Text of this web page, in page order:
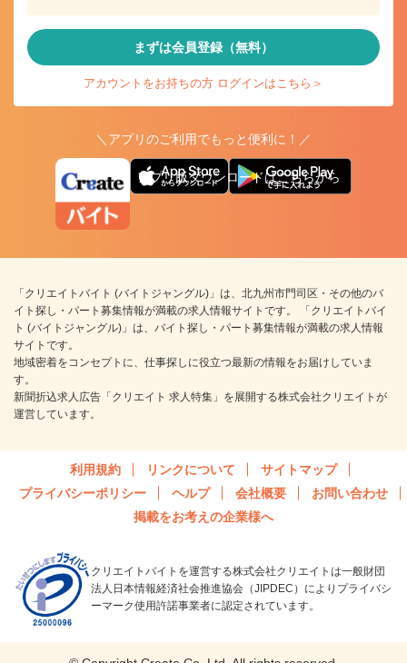
まずは会員登録（無料）
アカウントをお持ちの方 ログインはこちら＞
＼アプリのご利用でもっと便利に！／
アプリ版ダウンロードはこちらから
「クリエイトバイト (バイトジャングル)」は、北九州市門司区・その他のバ
イト探し・パート募集情報が満載の求人情報サイトです。 「クリエイトバイ
ト (バイトジャングル)」は、バイト探し・パート募集情報が満載の求人情報
サイトです。
地域密着をコンセプトに、仕事探しに役立つ最新の情報をお届けしていま
す。
新聞折込求人広告「クリエイト 求人特集」を展開する株式会社クリエイトが
運営しています。
利用規約 リンクについて
サイトマップ
プライバシーポリシー
ヘルプ 会社概要
お問い合わせ
掲載をお考えの企業様へ
クリエイトバイトを運営する株式会社クリエイトは一般財団
法人日本情報経済社会推進協会（JIPDEC）によりプライバシ
ーマーク使用許諾事業者に認定されています。